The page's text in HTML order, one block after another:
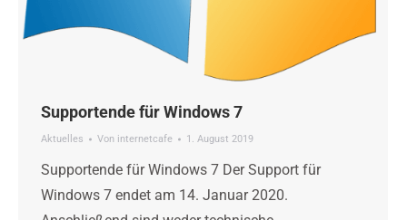
Supportende für Windows 7
Aktuelles Von internetcafe 1. August 2019
Supportende für Windows 7 Der Support für
Windows 7 endet am 14. Januar 2020.